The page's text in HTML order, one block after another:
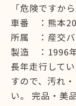
「危険ですか
車番 ：熊本
所属 ：産交
製造 ：1996
長年走行して
すので、汚れ
い。 完品・美